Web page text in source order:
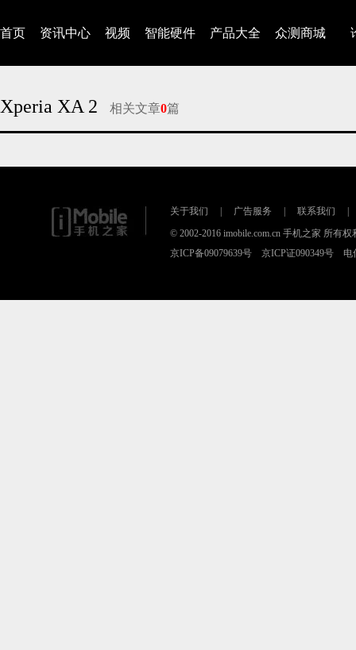
首页 资讯中心 视频 智能硬件 产品大全 众测商城
Xperia XA 2 相关文章0篇
关于我们 广告服务 联系我们
© 2002-2016 imobile.com.cn 手机之家 所有权
京ICP备09079639号 京ICP证090349号 电